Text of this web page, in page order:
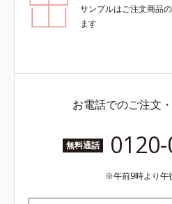
サンプルはご注文商品
ます
お電話でのご注文
無料通話
午前9時より午